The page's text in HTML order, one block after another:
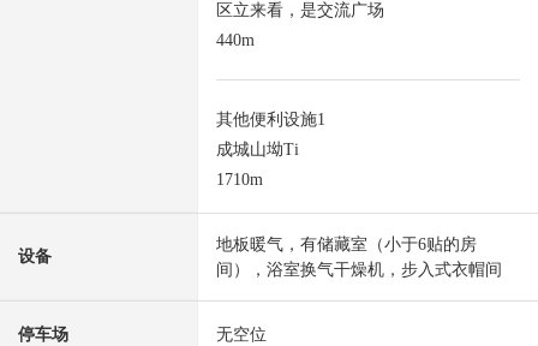
区立来看，是交流广场
440m
其他便利设施1
成城山坳Ti
1710m
设备
地板暖气，有储藏室（小于6贴的房
间），浴室换气干燥机，步入式衣帽间
停车场 无空位